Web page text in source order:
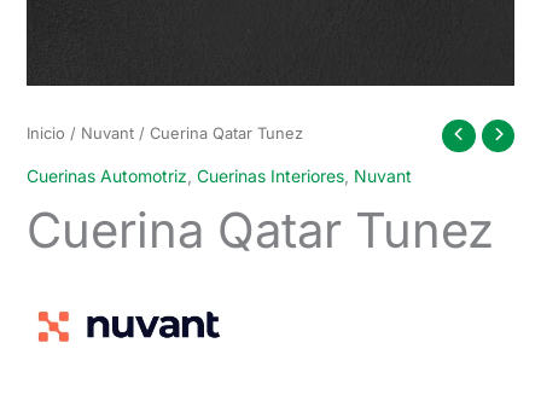
Inicio / Nuvant/ Cuerina Qatar Tunez
Cuerinas Automotriz Cuerinas Interiores, Nuvant
Cuerina Qatar Tunez